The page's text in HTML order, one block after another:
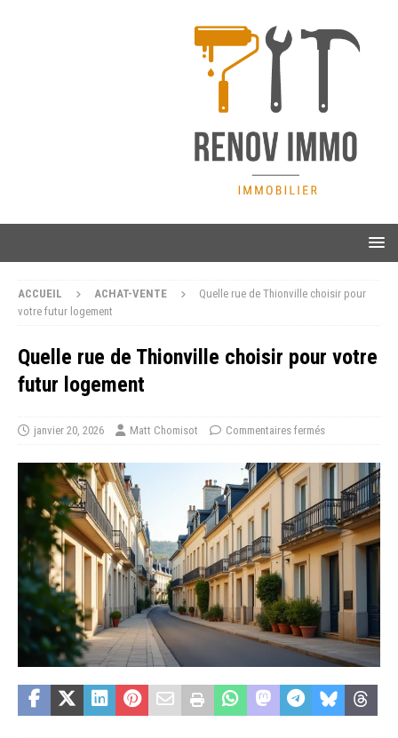
ACCUEIL ACHAT-VENTE
Quelle rue de Thionville choisir pour
votre futur logement
Quelle rue de Thionville choisir pour votre
futur logement
janvier 20, 2026 Matt Chomisot Commentaires fermés